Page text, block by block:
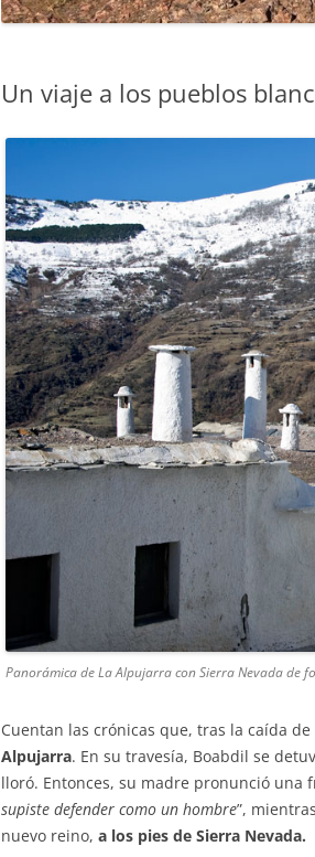
Un viaje a los pueblos
Panorámica de La Alpujarra con Sierra Nevada de
Cuentan las crónicas que, tras la caída
Alpujarra. En su travesía, Boabdil se
lloró. Entonces, su madre pronunció una
supiste defender como un hombre”,
nuevo reino, a los pies de Sierra Nevada.